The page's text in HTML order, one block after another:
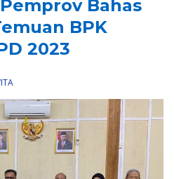
Bahas
BPK
2023